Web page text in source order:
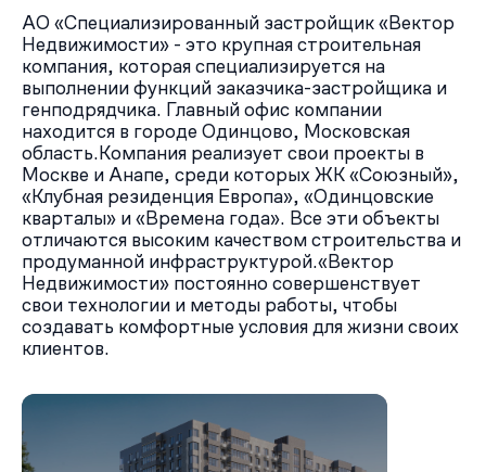
АО «Специализированный застройщик «Вектор
Недвижимости» - это крупная строительная
компания, которая специализируется на
выполнении функций заказчика-застройщика и
генподрядчика. Главный офис компании
находится в городе Одинцово, Московская
область.Компания реализует свои проекты в
Москве и Анапе, среди которых ЖК «Союзный»,
«Клубная резиденция Европа», «Одинцовские
кварталы» и «Времена года». Все эти объекты
отличаются высоким качеством строительства и
продуманной инфраструктурой.«Вектор
Недвижимости» постоянно совершенствует
свои технологии и методы работы, чтобы
создавать комфортные условия для жизни своих
клиентов.